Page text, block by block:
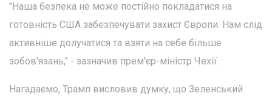
"Наша безпека не може постійно покладатися на
готовність США забезпечувати захист Європи. Нам слід
активніше долучатися та взяти на себе більше
зобов'язань," - зазначив прем'єр-міністр Чехії.
Нагадаємо, Трамп висловив думку, що Зеленський